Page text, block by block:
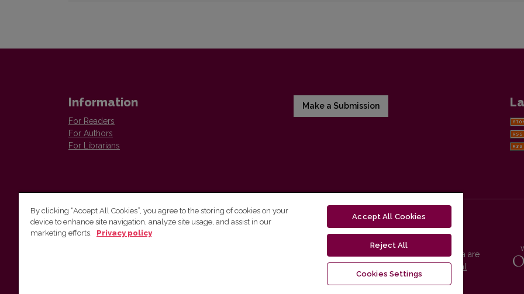
Information
For Readers
For Authors
For Librarians
Make a Submission
Vilnius University Press
Vilnius University Press platform and metadata are
distributed by
Creative Commons International
By clicking “Accept All Cookies”, you agree to the storing of cookies on your
device to enhance site navigation, analyze site usage, and assist in our
marketing efforts.
Privacy policy
Accept All Cookies
Reject All
Cookies Settings